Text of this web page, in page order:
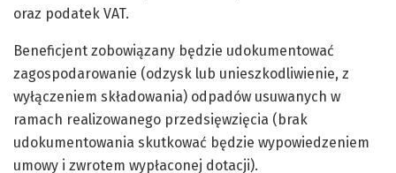
oraz podatek VAT.
Beneficjent zobowiązany będzie udokumentować
zagospodarowanie (odzysk lub unieszkodliwienie, z
wyłączeniem składowania) odpadów usuwanych w
ramach realizowanego przedsięwzięcia (brak
udokumentowania skutkować będzie wypowiedzeniem
umowy i zwrotem wypłaconej dotacji).